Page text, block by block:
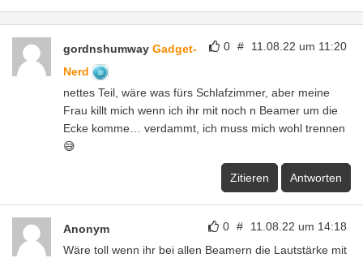
0 # 11.08.22 um 11:20
gordnshumway Gadget-
Nerd
nettes Teil, wäre was fürs Schlafzimmer, aber meine
Frau killt mich wenn ich ihr mit noch n Beamer um die
Ecke komme… verdammt, ich muss mich wohl trennen
😅
Zitieren Antworten
0 # 11.08.22 um 14:18
Anonym
Wäre toll wenn ihr bei allen Beamern die Lautstärke mit